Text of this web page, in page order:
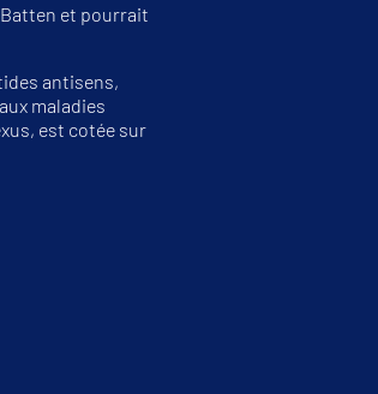
et pourrait
antisens,
maladies
est cotée sur